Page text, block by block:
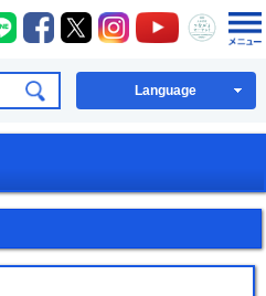
ームページ
八千代町LINE
八千代町Facebook
八千代町X八千代町Instagram
八千代町
八千
Language